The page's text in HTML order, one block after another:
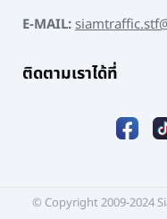
E-MAIL:
ติดตามเราได้ที่
© Copyright 2009-2024